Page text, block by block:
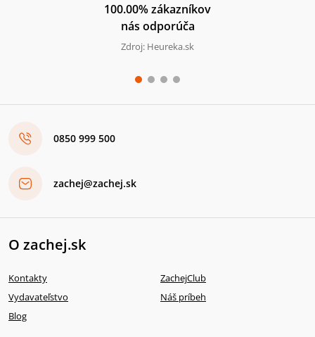
100.00% zákazníkov
nás odporúča
Zdroj: Heureka.sk
0850 999 500
zachej@zachej.sk
O zachej.sk
Kontakty
ZachejClub
Vydavateľstvo
Náš príbeh
Blog